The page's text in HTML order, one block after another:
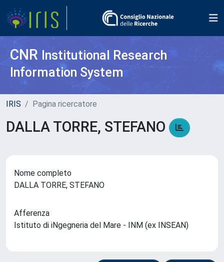
CNR Institutional Research
Information System
IRIS Pagina ricercatore
DALLA TORRE, STEFANO
Nome completo
DALLA TORRE, STEFANO
Afferenza
Istituto di iNgegneria del Mare - INM (ex INSEAN)